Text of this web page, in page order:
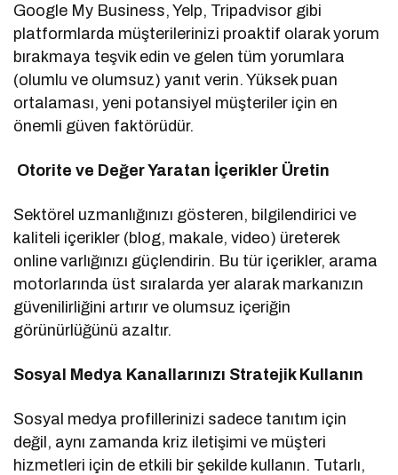
Google My Business, Yelp, Tripadvisor gibi
platformlarda müşterilerinizi proaktif olarak yorum
bırakmaya teşvik edin ve gelen tüm yorumlara
(olumlu ve olumsuz) yanıt verin. Yüksek puan
ortalaması, yeni potansiyel müşteriler için en
önemli güven faktörüdür.
Otorite ve Değer Yaratan İçerikler Üretin
Sektörel uzmanlığınızı gösteren, bilgilendirici ve
kaliteli içerikler (blog, makale, video) üreterek
online varlığınızı güçlendirin. Bu tür içerikler, arama
motorlarında üst sıralarda yer alarak markanızın
güvenilirliğini artırır ve olumsuz içeriğin
görünürlüğünü azaltır.
Sosyal Medya Kanallarınızı Stratejik Kullanın
Sosyal medya profillerinizi sadece tanıtım için
değil, aynı zamanda kriz iletişimi ve müşteri
hizmetleri için de etkili bir şekilde kullanın. Tutarlı,